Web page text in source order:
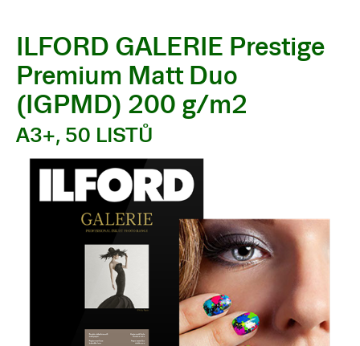
ILFORD GALERIE Prestige
Premium Matt Duo
(IGPMD) 200 g/m2
A3+, 50 LISTŮ